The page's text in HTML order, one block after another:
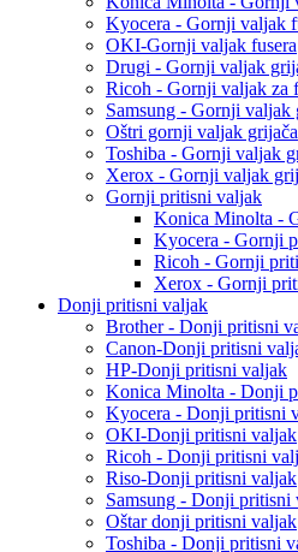
Kyocera - Gornji valjak
OKI-Gornji valjak fusera
Drugi - Gornji valjak
Ricoh - Gornji valjak za
Samsung - Gornji valjak
Oštri gornji valjak grijača
Toshiba - Gornji valjak
Xerox - Gornji valjak
Gornji pritisni valjak
Konica Minolta -
Kyocera - Gornji
Ricoh - Gornji
Xerox - Gornji
Donji pritisni valjak
Brother - Donji pritisni
Canon-Donji pritisni
HP-Donji pritisni valjak
Konica Minolta - Donji
Kyocera - Donji pritisni
OKI-Donji pritisni valjak
Ricoh - Donji pritisni
Riso-Donji pritisni valjak
Samsung - Donji pritisni
Oštar donji pritisni valjak
Toshiba - Donji pritisni